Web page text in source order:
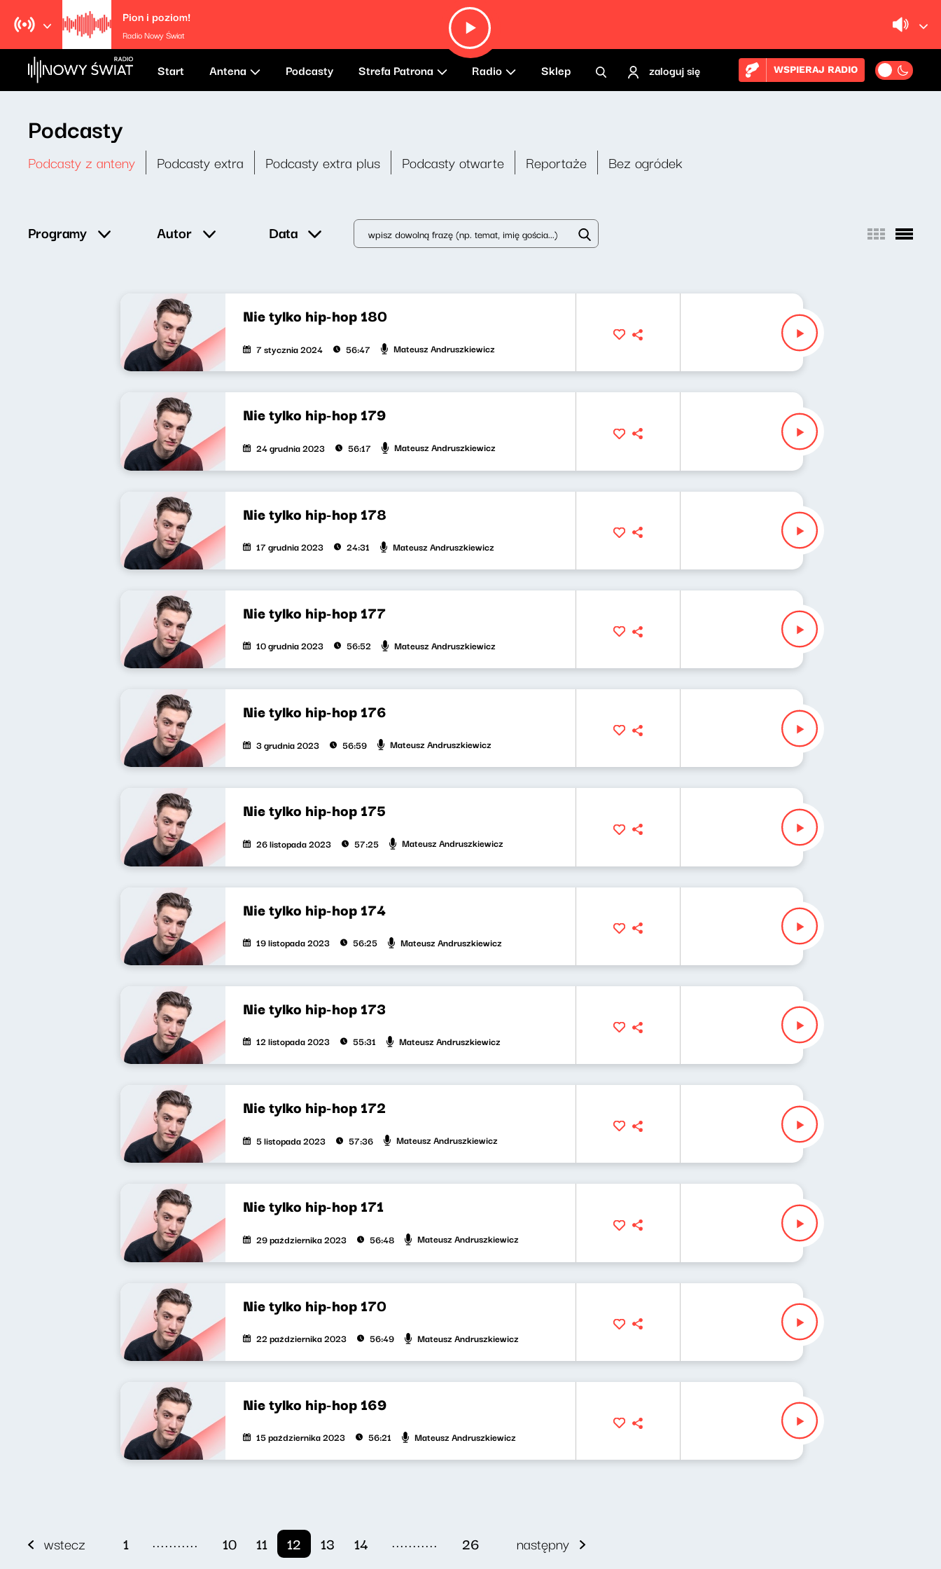
Pion i poziom!
Radio Nowy Świat
Start Antena Podcasty Strefa Patrona Radio Sklep zaloguj się WSPIERAJ RADIO
Podcasty
Podcasty z anteny Podcasty extra Podcasty extra plus Podcasty otwarte Reportaże Bez ogródek
Programy Autor Data
Nie tylko hip-hop 180
7 stycznia 2024 56:47 Mateusz Andruszkiewicz
Nie tylko hip-hop 179
24 grudnia 2023 56:17 Mateusz Andruszkiewicz
Nie tylko hip-hop 178
17 grudnia 2023 24:31 Mateusz Andruszkiewicz
Nie tylko hip-hop 177
10 grudnia 2023 56:52 Mateusz Andruszkiewicz
Nie tylko hip-hop 176
3 grudnia 2023 56:59 Mateusz Andruszkiewicz
Nie tylko hip-hop 175
26 listopada 2023 57:25 Mateusz Andruszkiewicz
Nie tylko hip-hop 174
19 listopada 2023 56:25 Mateusz Andruszkiewicz
Nie tylko hip-hop 173
12 listopada 2023 55:31 Mateusz Andruszkiewicz
Nie tylko hip-hop 172
5 listopada 2023 57:36 Mateusz Andruszkiewicz
Nie tylko hip-hop 171
29 października 2023 56:48 Mateusz Andruszkiewicz
Nie tylko hip-hop 170
22 października 2023 56:49 Mateusz Andruszkiewicz
Nie tylko hip-hop 169
15 października 2023 56:21 Mateusz Andruszkiewicz
wstecz 1 ........... 10 11 12 13 14 ........... 26 następny